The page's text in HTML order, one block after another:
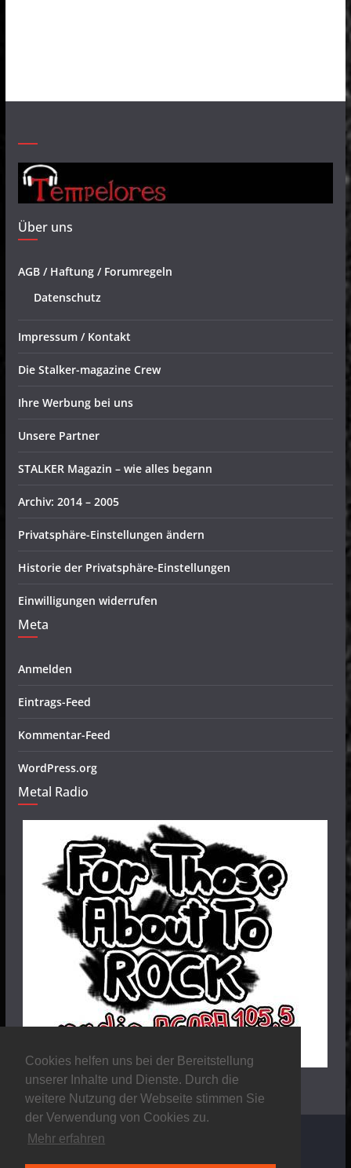
Cookies helfen uns bei der Bereitstellung
unserer Inhalte und Dienste. Durch die
weitere Nutzung der Webseite stimmen Sie
der Verwendung von Cookies zu.
Mehr erfahren
Über uns
AGB / Haftung / Forumregeln
Datenschutz
Impressum / Kontakt
Die Stalker-magazine Crew
Ihre Werbung bei uns
Unsere Partner
STALKER Magazin – wie alles begann
Archiv: 2014 – 2005
Privatsphäre-Einstellungen ändern
Historie der Privatsphäre-Einstellungen
Einwilligungen widerrufen
Meta
Anmelden
Eintrags-Feed
Kommentar-Feed
WordPress.org
Metal Radio
Copyright © 2026